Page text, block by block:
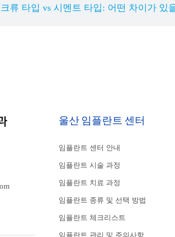
류 타입 vs 시멘트 타입: 어떤 차이가 있
울산 임플란트 센터
임플란트 센터 안내
임플란트 시술 과정
임플란트 치료 과정
임플란트 종류 및 선택 방법
임플란트 체크리스트
임플란트 관리 및 주의사항